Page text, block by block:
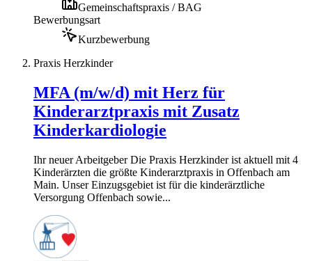
Gemeinschaftspraxis / BAG
Bewerbungsart
Kurzbewerbung
Praxis Herzkinder
MFA (m/w/d) mit Herz für
Kinderarztpraxis mit Zusatz
Kinderkardiologie
Ihr neuer Arbeitgeber Die Praxis Herzkinder ist aktuell mit 4
Kinderärzten die größte Kinderarztpraxis in Offenbach am
Main. Unser Einzugsgebiet ist für die kinderärztliche
Versorgung Offenbach sowie...